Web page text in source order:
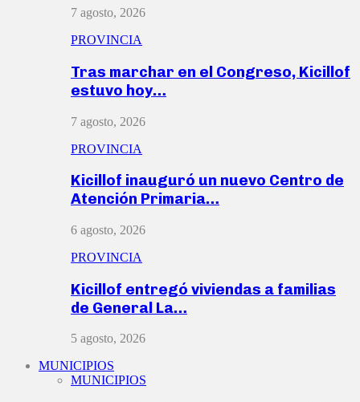
7 agosto, 2026
PROVINCIA
Tras marchar en el Congreso, Kicillof
estuvo hoy…
7 agosto, 2026
PROVINCIA
Kicillof inauguró un nuevo Centro de
Atención Primaria…
6 agosto, 2026
PROVINCIA
Kicillof entregó viviendas a familias
de General La…
5 agosto, 2026
MUNICIPIOS
MUNICIPIOS